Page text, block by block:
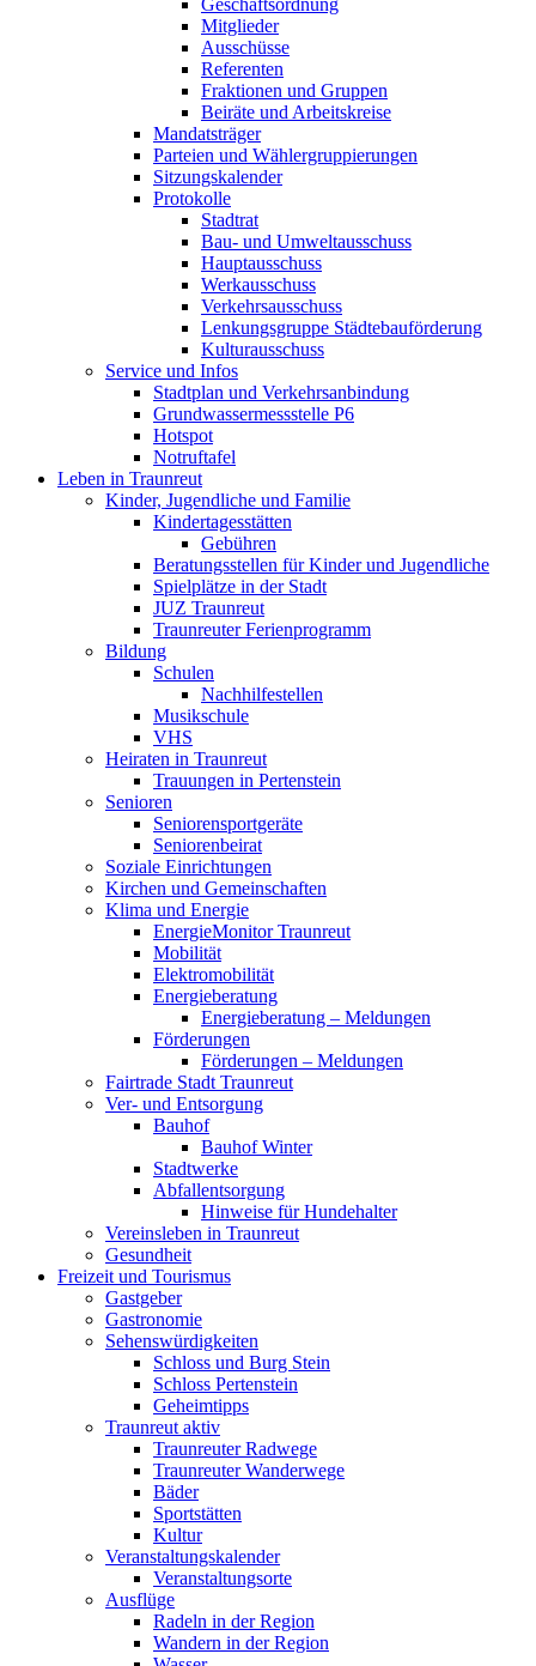
Geschäftsordnung
Mitglieder
Ausschüsse
Referenten
Fraktionen und Gruppen
Beiräte und Arbeitskreise
Mandatsträger
Parteien und Wählergruppierungen
Sitzungskalender
Protokolle
Stadtrat
Bau- und Umweltausschuss
Hauptausschuss
Werkausschuss
Verkehrsausschuss
Lenkungsgruppe Städtebauförderung
Kulturausschuss
Service und Infos
Stadtplan und Verkehrsanbindung
Grundwassermessstelle P6
Hotspot
Notruftafel
Leben in Traunreut
Kinder, Jugendliche und Familie
Kindertagesstätten
Gebühren
Beratungsstellen für Kinder und Jugendliche
Spielplätze in der Stadt
JUZ Traunreut
Traunreuter Ferienprogramm
Bildung
Schulen
Nachhilfestellen
Musikschule
VHS
Heiraten in Traunreut
Trauungen in Pertenstein
Senioren
Seniorensportgeräte
Seniorenbeirat
Soziale Einrichtungen
Kirchen und Gemeinschaften
Klima und Energie
EnergieMonitor Traunreut
Mobilität
Elektromobilität
Energieberatung
Energieberatung – Meldungen
Förderungen
Förderungen – Meldungen
Fairtrade Stadt Traunreut
Ver- und Entsorgung
Bauhof
Bauhof Winter
Stadtwerke
Abfallentsorgung
Hinweise für Hundehalter
Vereinsleben in Traunreut
Gesundheit
Freizeit und Tourismus
Gastgeber
Gastronomie
Sehenswürdigkeiten
Schloss und Burg Stein
Schloss Pertenstein
Geheimtipps
Traunreut aktiv
Traunreuter Radwege
Traunreuter Wanderwege
Bäder
Sportstätten
Kultur
Veranstaltungskalender
Veranstaltungsorte
Ausflüge
Radeln in der Region
Wandern in der Region